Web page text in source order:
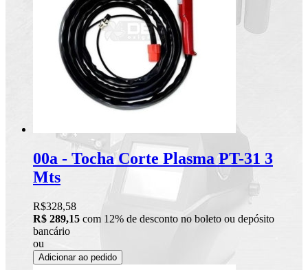
00a - Tocha Corte Plasma PT-31 3
Mts
R$328,58
R$ 289,15 com 12% de desconto no boleto ou depósito
bancário
ou
Adicionar ao pedido